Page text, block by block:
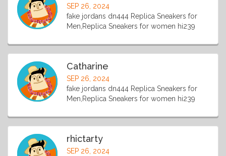
SEP 26, 2024
fake jordans dn444 Replica Sneakers for
Men,Replica Sneakers for women hi239
Catharine
SEP 26, 2024
fake jordans dn444 Replica Sneakers for
Men,Replica Sneakers for women hi239
rhictarty
SEP 26, 2024